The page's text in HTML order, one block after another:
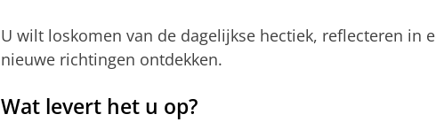
U wilt loskomen van de dagelijkse hectiek, reflecteren in
nieuwe richtingen ontdekken.
Wat levert het u op?